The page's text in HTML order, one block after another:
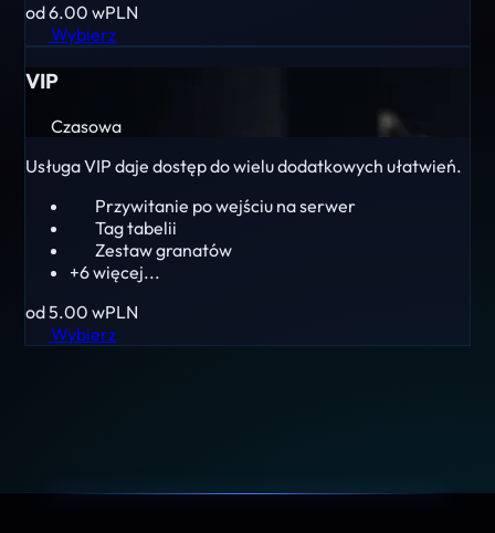
od 6.00wPLN
Wybierz
VIP
Czasowa
Usługa VIP daje dostęp do wielu dodatkowych ułatwień.
Przywitanie po wejściu na serwer
Tag tabelii
Zestaw granatów
+6 więcej...
od 5.00wPLN
Wybierz